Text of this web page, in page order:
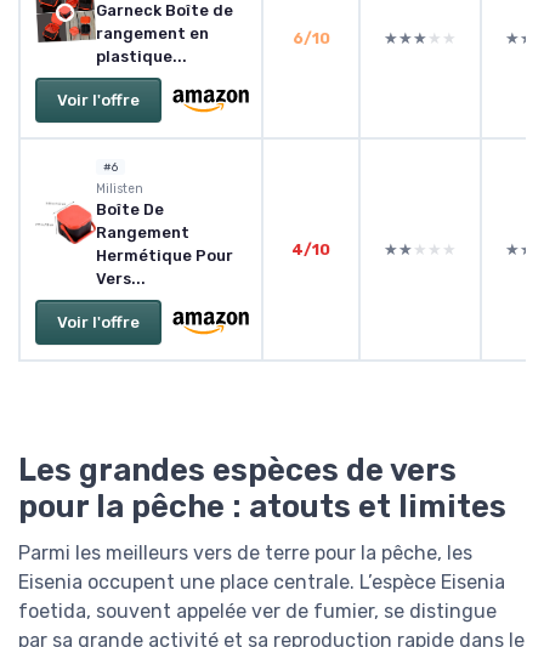
Garneck Boîte de
rangement en
plastique...
Voir l'offre
6/10 ★★★★★
★★★★★
#6
Milisten
Boîte De
Rangement
Hermétique Pour
Vers...
Voir l'offre
4/10 ★★★★★
★★★★★
Les grandes espèces de vers
pour la pêche : atouts et limites
Parmi les meilleurs vers de terre pour la pêche, les
Eisenia occupent une place centrale. L’espèce Eisenia
foetida, souvent appelée ver de fumier, se distingue
par sa grande activité et sa reproduction rapide dans le